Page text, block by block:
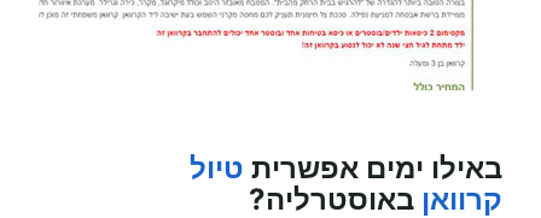
באילו ימים אפשרית טיול
קרוואן באוסטרליה?